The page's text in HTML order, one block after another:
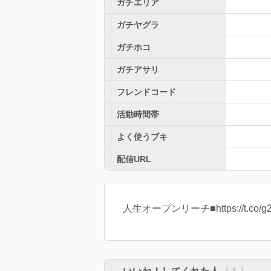
ガチエリア
ガチヤグラ
ガチホコ
ガチアサリ
フレンドコード
活動時間帯
よく使うブキ
配信URL
人生オープンリーチ■https://t.co/